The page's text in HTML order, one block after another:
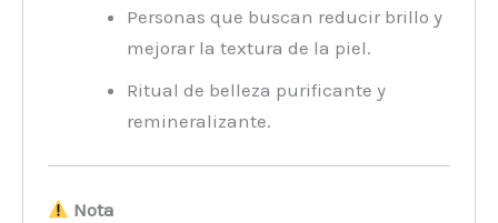
Personas que buscan reducir brillo y
mejorar la textura de la piel.
Ritual de belleza purificante y
remineralizante.
Nota